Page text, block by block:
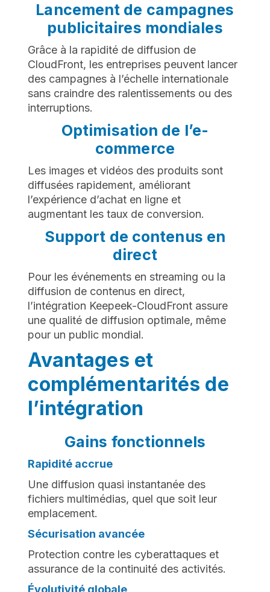
Lancement de campagnes
publicitaires mondiales
Grâce à la rapidité de diffusion de
CloudFront, les entreprises peuvent lancer
des campagnes à l’échelle internationale
sans craindre des ralentissements ou des
interruptions.
Optimisation de l’e-
commerce
Les images et vidéos des produits sont
diffusées rapidement, améliorant
l’expérience d’achat en ligne et
augmentant les taux de conversion.
Support de contenus en
direct
Pour les événements en streaming ou la
diffusion de contenus en direct,
l’intégration Keepeek-CloudFront assure
une qualité de diffusion optimale, même
pour un public mondial.
Avantages et
complémentarités de
l’intégration
Gains fonctionnels
Rapidité accrue
Une diffusion quasi instantanée des
fichiers multimédias, quel que soit leur
emplacement.
Sécurisation avancée
Protection contre les cyberattaques et
assurance de la continuité des activités.
Évolutivité globale